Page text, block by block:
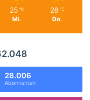
25 ℃
Mi.
28 ℃
Do.
28.006
Abonnenten